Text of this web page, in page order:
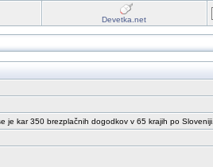
Devetka.net
je kar 350 brezplačnih dogodkov v 65 krajih po Sloveniji.